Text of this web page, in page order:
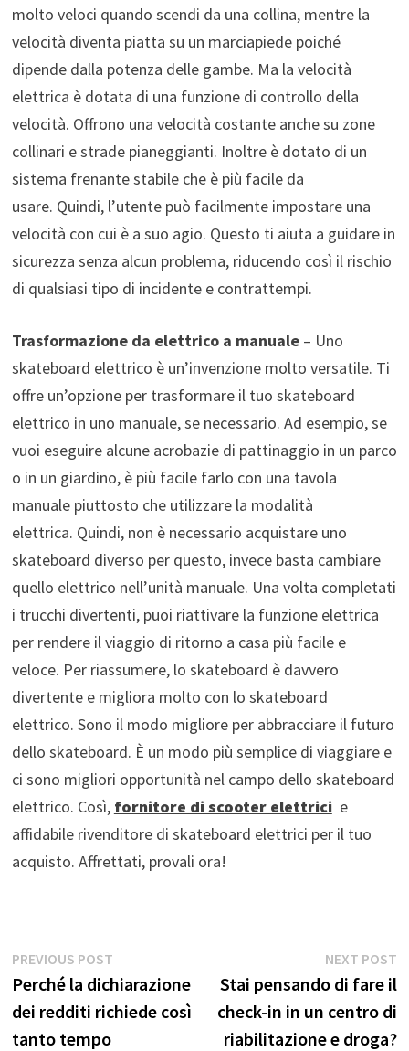
molto veloci quando scendi da una collina, mentre la
velocità diventa piatta su un marciapiede poiché
dipende dalla potenza delle gambe. Ma la velocità
elettrica è dotata di una funzione di controllo della
velocità. Offrono una velocità costante anche su zone
collinari e strade pianeggianti. Inoltre è dotato di un
sistema frenante stabile che è più facile da
usare. Quindi, l’utente può facilmente impostare una
velocità con cui è a suo agio. Questo ti aiuta a guidare in
sicurezza senza alcun problema, riducendo così il rischio
di qualsiasi tipo di incidente e contrattempi.
Trasformazione da elettrico a manuale – Uno
skateboard elettrico è un’invenzione molto versatile. Ti
offre un’opzione per trasformare il tuo skateboard
elettrico in uno manuale, se necessario. Ad esempio, se
vuoi eseguire alcune acrobazie di pattinaggio in un parco
o in un giardino, è più facile farlo con una tavola
manuale piuttosto che utilizzare la modalità
elettrica. Quindi, non è necessario acquistare uno
skateboard diverso per questo, invece basta cambiare
quello elettrico nell’unità manuale. Una volta completati
i trucchi divertenti, puoi riattivare la funzione elettrica
per rendere il viaggio di ritorno a casa più facile e
veloce. Per riassumere, lo skateboard è davvero
divertente e migliora molto con lo skateboard
elettrico. Sono il modo migliore per abbracciare il futuro
dello skateboard. È un modo più semplice di viaggiare e
ci sono migliori opportunità nel campo dello skateboard
elettrico. Così, fornitore di scooter elettricie
affidabile rivenditore di skateboard elettrici per il tuo
acquisto. Affrettati, provali ora!
Navigazione
articoli
PREVIOUS POSTPrevious
post:
Perché la dichiarazione
dei redditi richiede così
tanto tempo
NEXT POST
Stai pensando di fare il
check-in in un centro di
riabilitazione e droga?